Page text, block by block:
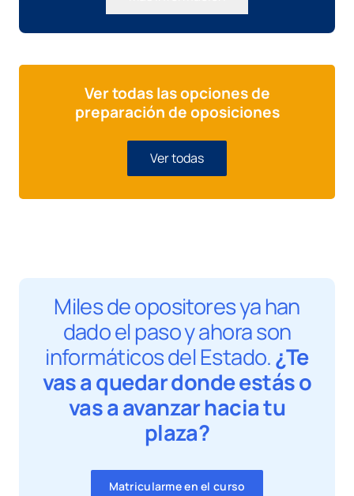
Ver todas las opciones de
preparación de oposiciones
Ver todas
Miles de opositores ya han
dado el paso y ahora son
informáticos del Estado.¿Te
vas a quedar donde estás o
vas a avanzar hacia tu
plaza?
Matricularme en el curso